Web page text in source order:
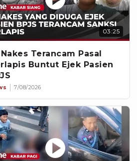
03:25
Nakes Terancam Pasal
Buntut Ejek Pasien
7/08/2026